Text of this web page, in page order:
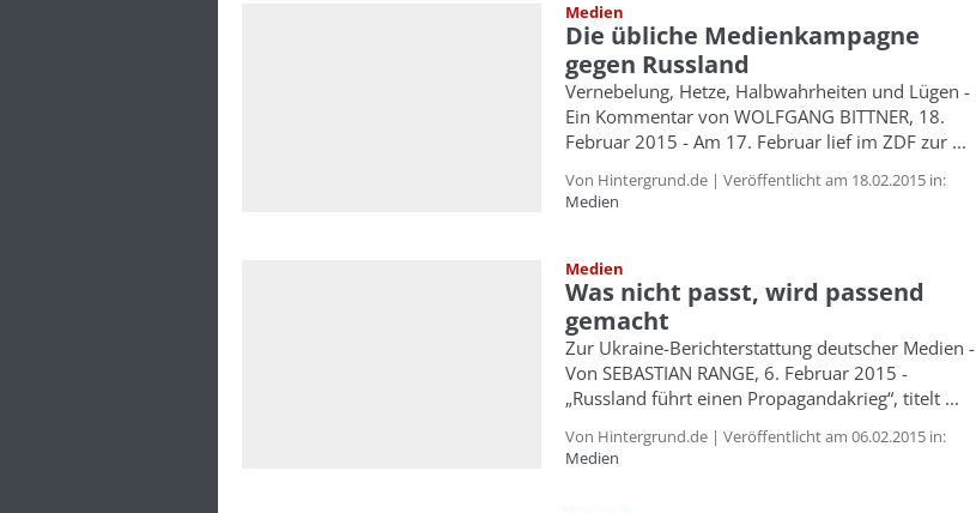
Medien
Die übliche Medienkampagne
gegen Russland
Vernebelung, Hetze, Halbwahrheiten und Lügen -
Ein Kommentar von WOLFGANG BITTNER, 18.
Februar 2015 - Am 17. Februar lief im ZDF zur ...
Von Hintergrund.de | Veröffentlicht am 18.02.2015 in:
Medien
Medien
Was nicht passt, wird passend
gemacht
Zur Ukraine-Berichterstattung deutscher Medien -
Von SEBASTIAN RANGE, 6. Februar 2015 -
„Russland führt einen Propagandakrieg“, titelt ...
Von Hintergrund.de | Veröffentlicht am 06.02.2015 in:
Medien